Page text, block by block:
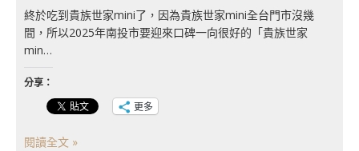
終於吃到貴族世家mini了，因為貴族世家mini全台門市沒幾
間，所以2025年南投市要迎來口碑一向很好的「貴族世家
min…
分享：
更多
閱讀全文 »